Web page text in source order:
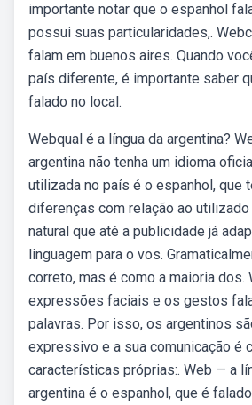
importante notar que o espanhol
possui suas particularidades,.
falam em buenos aires. Quando
país diferente, é importante saber
falado no local.
Webqual é a língua da argentina?
argentina não tenha um idioma
utilizada no país é o espanhol, que
diferenças com relação ao utilizado
natural que até a publicidade já
linguagem para o vos.
correto, mas é como a maioria dos.
expressões faciais e os gestos
palavras. Por isso, os argentinos
expressivo e a sua comunicação é
características próprias:. Web — a
argentina é o espanhol, que é